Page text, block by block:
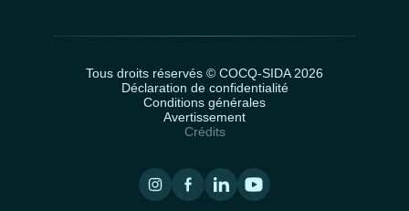
Tous droits réservés © COCQ-SIDA 2026
Déclaration de confidentialité
Conditions générales
Avertissement
Crédits